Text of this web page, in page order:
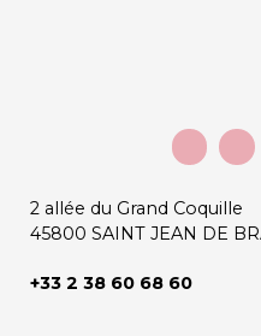
2 allée du Grand Coquille
45800 SAINT JEAN DE
+33 2 38 60 68 60